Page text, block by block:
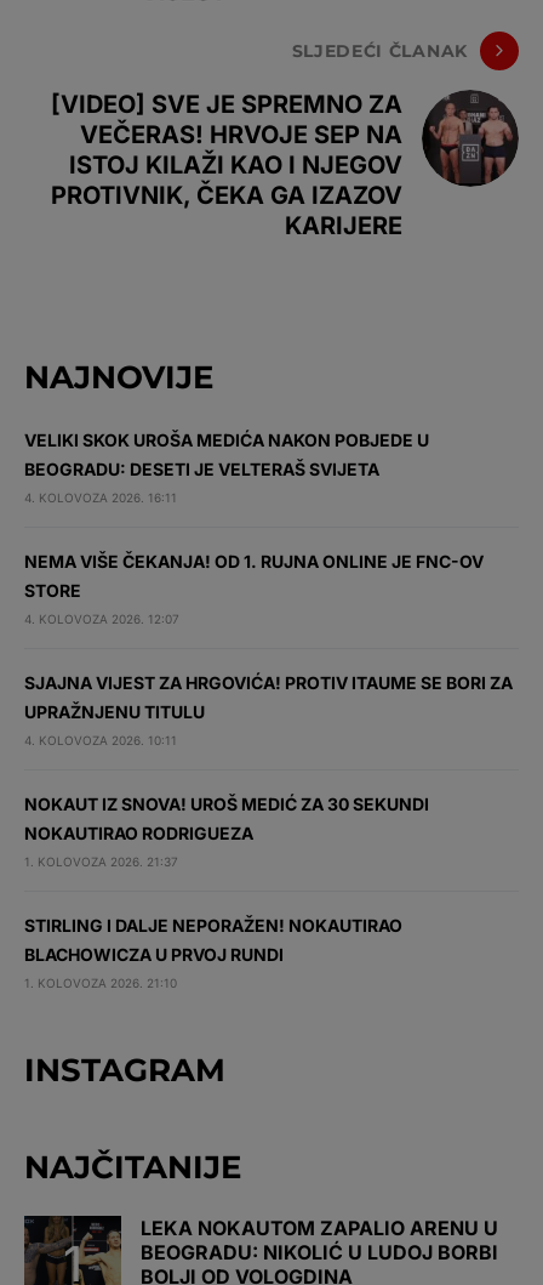
SLJEDEĆI ČLANAK
[VIDEO] SVE JE SPREMNO ZA
VEČERAS! HRVOJE SEP NA
ISTOJ KILAŽI KAO I NJEGOV
PROTIVNIK, ČEKA GA IZAZOV
KARIJERE
NAJNOVIJE
VELIKI SKOK UROŠA MEDIĆA NAKON POBJEDE U
BEOGRADU: DESETI JE VELTERAŠ SVIJETA
4. KOLOVOZA 2026. 16:11
NEMA VIŠE ČEKANJA! OD 1. RUJNA ONLINE JE FNC-OV
STORE
4. KOLOVOZA 2026. 12:07
SJAJNA VIJEST ZA HRGOVIĆA! PROTIV ITAUME SE BORI ZA
UPRAŽNJENU TITULU
4. KOLOVOZA 2026. 10:11
NOKAUT IZ SNOVA! UROŠ MEDIĆ ZA 30 SEKUNDI
NOKAUTIRAO RODRIGUEZA
1. KOLOVOZA 2026. 21:37
STIRLING I DALJE NEPORAŽEN! NOKAUTIRAO
BLACHOWICZA U PRVOJ RUNDI
1. KOLOVOZA 2026. 21:10
INSTAGRAM
NAJČITANIJE
LEKA NOKAUTOM ZAPALIO ARENU U
BEOGRADU: NIKOLIĆ U LUDOJ BORBI
BOLJI OD VOLOGDINA